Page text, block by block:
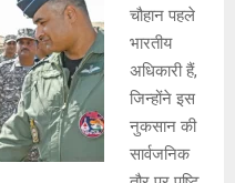
चौहान पहले
भारतीय
अधिकारी हैं,
जिन्होंने इस
नुकसान की
सार्वजनिक